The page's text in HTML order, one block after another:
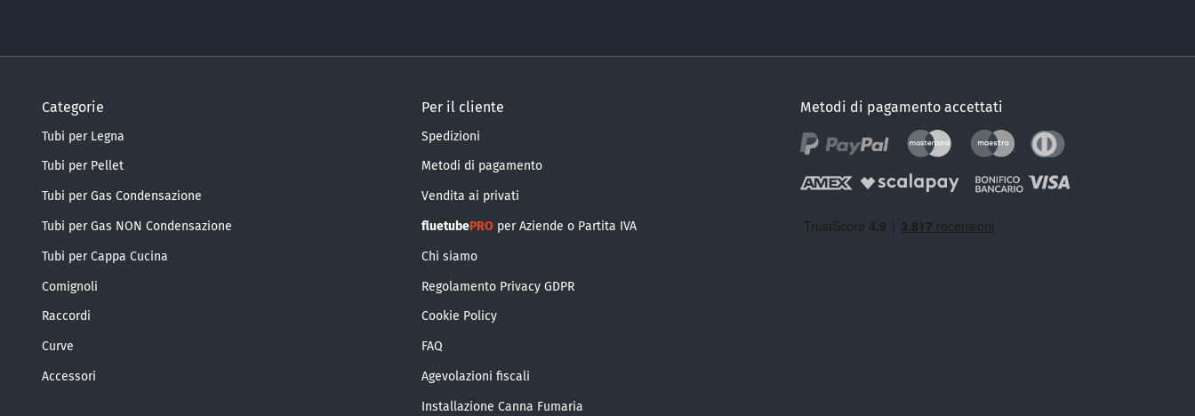
Categorie
Tubi per Legna
Tubi per Pellet
Tubi per Gas Condensazione
Tubi per Gas NON Condensazione
Tubi per Cappa Cucina
Comignoli
Raccordi
Curve
Accessori
Per il cliente
Spedizioni
Metodi di pagamento
Vendita ai privati
fluetubePROper Aziende o Partita IVA
Chi siamo
Regolamento Privacy GDPR
Cookie Policy
FAQ
Agevolazioni fiscali
Installazione Canna Fumaria
Metodi di pagamento accettati